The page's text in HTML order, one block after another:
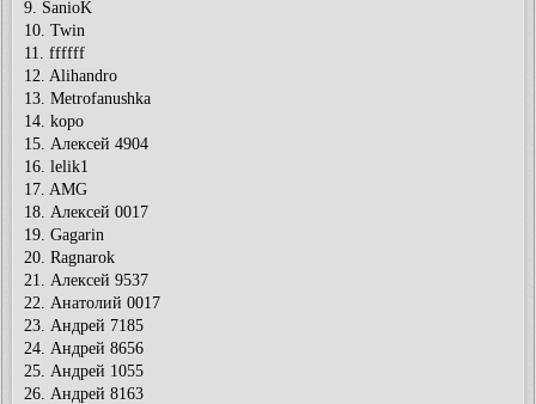
9. SanioK
10. Twin
11. ffffff
12. Alihandro
13. Metrofanushka
14. kopo
15. Алексей 4904
16. lelik1
17. AMG
18. Алексей 0017
19. Gagarin
20. Ragnarok
21. Алексей 9537
22. Анатолий 0017
23. Андрей 7185
24. Андрей 8656
25. Андрей 1055
26. Андрей 8163